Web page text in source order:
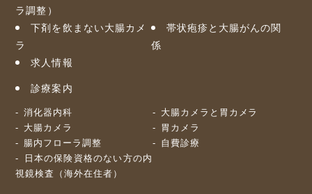
ラ調整）
下剤を飲まない大腸カメ
ラ
帯状疱疹と大腸がんの関
係
求人情報
診療案内
消化器内科
大腸カメラと胃カメラ
大腸カメラ
胃カメラ
腸内フローラ調整
自費診療
日本の保険資格のない方の内
視鏡検査（海外在住者）